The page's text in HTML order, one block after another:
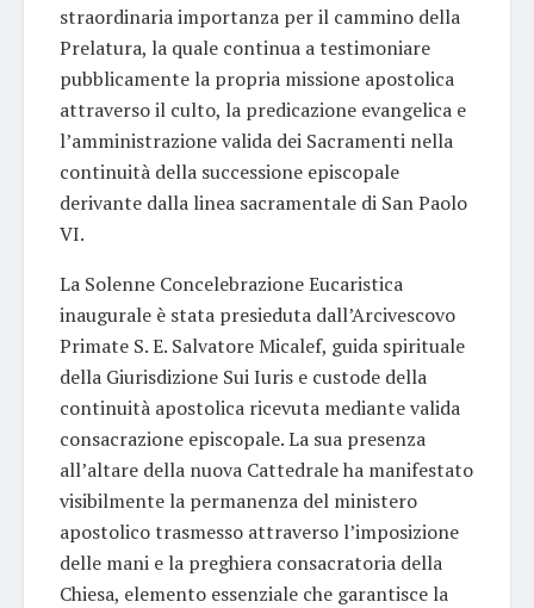
straordinaria importanza per il cammino della
Prelatura, la quale continua a testimoniare
pubblicamente la propria missione apostolica
attraverso il culto, la predicazione evangelica e
l’amministrazione valida dei Sacramenti nella
continuità della successione episcopale
derivante dalla linea sacramentale di San Paolo
VI.
La Solenne Concelebrazione Eucaristica
inaugurale è stata presieduta dall’Arcivescovo
Primate S. E. Salvatore Micalef, guida spirituale
della Giurisdizione Sui Iuris e custode della
continuità apostolica ricevuta mediante valida
consacrazione episcopale. La sua presenza
all’altare della nuova Cattedrale ha manifestato
visibilmente la permanenza del ministero
apostolico trasmesso attraverso l’imposizione
delle mani e la preghiera consacratoria della
Chiesa, elemento essenziale che garantisce la